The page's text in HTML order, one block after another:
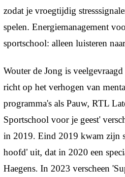
zodat je vroegtijdig
spelen. Energiemanagement
sportschool: alleen luisteren
Wouter de Jong is
richt op het verhogen van
programma's als Pauw, RTL
Sportschool voor je geest'
in 2019. Eind 2019 kwam zijn
hoofd' uit, dat in 2020 een
Haegens. In 2023 verscheen